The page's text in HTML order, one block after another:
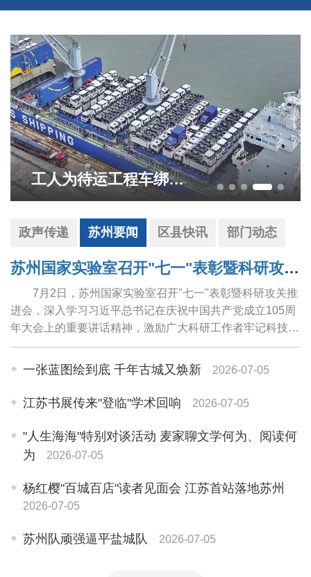
园林路荷花主题彩绘墙亮相
政声传递 苏州要闻 区县快讯 部门动态
苏州国家实验室召开"七一"表彰暨科研攻关推进会
7月2日，苏州国家实验室召开"七一"表彰暨科研攻关推
进会，深入学习习近平总书记在庆祝中国共产党成立105周
年大会上的重要讲话精神，激励广大科研工作者牢记科技报
国初心，坚定信心、接续奋斗，聚力科研攻关，加快成果转
化，不断推动实验室高质量发展，为推进...
一张蓝图绘到底 千年古城又焕新 2026-07-05
江苏书展传来"登临"学术回响 2026-07-05
"人生海海"特别对谈活动 麦家聊文学何为、阅读何
为
2026-07-05
杨红樱"百城百店"读者见面会 江苏首站落地苏州
2026-07-05
苏州队顽强逼平盐城队 2026-07-05